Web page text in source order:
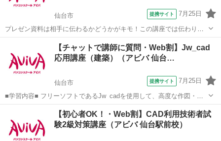
仙台市 提携サイト 7月25日
プレゼン資料は相手に伝わるかどうかがキモ！この講座では伝わりや
すくするノウハウをケーススタディーを用いて学習します。 ■学習内
方を学習する講座です。実際のビ...
【チャットで講師に質問・Web割】Jw_cad
応用講座（建築）（アビバ 仙台…
仙台市 提携サイト 7月25日
■学習内容■ フリーソフトであるJw_cadを使用して、高度な作図・編
集機能やオプション機能を学習し、機能定着のために建築図面の作図
その他
【初心者OK！・Web割】CAD利用技術者試
験2級対策講座（アビバ 仙台駅前校）